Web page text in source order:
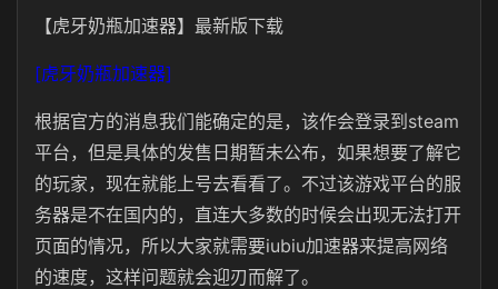
【虎牙奶瓶加速器】最新版下载
[虎牙奶瓶加速器]
根据官方的消息我们能确定的是，该作会登录到steam
平台，但是具体的发售日期暂未公布，如果想要了解它
的玩家，现在就能上号去看看了。不过该游戏平台的服
务器是不在国内的，直连大多数的时候会出现无法打开
页面的情况，所以大家就需要iubiu加速器来提高网络
的速度，这样问题就会迎刃而解了。